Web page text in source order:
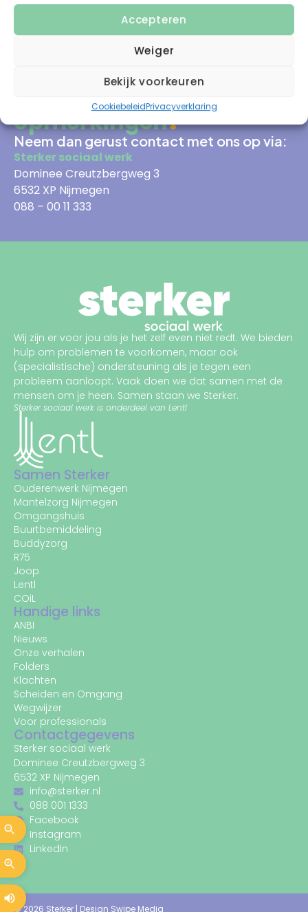
Accepteren
Weiger
Bekijk voorkeuren
CookiebeleidPrivacyverklaring
Heeft u vragen of
opmerkingen?
Neem dan gerust contact met ons op via:
Sterker sociaal werk
Dominee Creutzbergweg 3
6532 XP Nijmegen
088 – 00 11 333
Wij zijn er voor jou als je het zelf even niet redt. We bieden
hulp om problemen te voorkomen, maar ook
(specialistische) ondersteuning als je tegen een
probleem aanloopt. Vaak doen we dat samen met de
mensen om je heen. Samen staan we Sterker.
Sterker sociaal werk is onderdeel van Lentl
Samen Sterker
Ouderenwerk Nijmegen
Mantelzorg Nijmegen
Omgangshuis
Buurtbemiddeling
Buddyzorg
R75
Joop
Lentl
COiL
Handige links
ANBI
Nieuws
Onze verhalen
Folders
Klachten
Scheiden en Omgang
Wegwijzer
Voor professionals
Contactgegevens
Sterker sociaal werk
Dominee Creutzbergweg 3
6532 XP Nijmegen
info@sterker.nl
088 001 1333
Facebook
Instagram
LinkedIn
© 2026 Sterker | Design Swipe Media